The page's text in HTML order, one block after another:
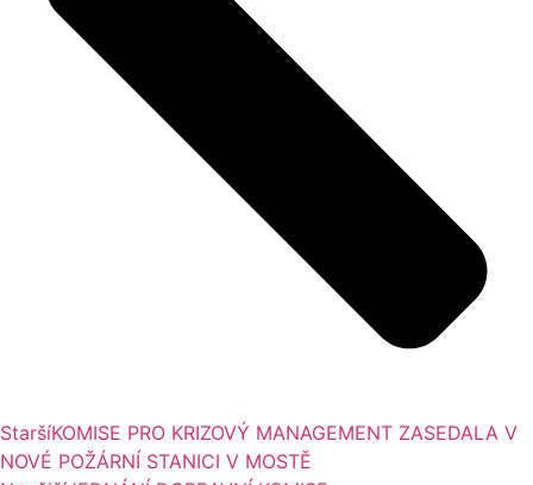
StaršíKOMISE PRO KRIZOVÝ MANAGEMENT ZASEDALA V
NOVÉ POŽÁRNÍ STANICI V MOSTĚ